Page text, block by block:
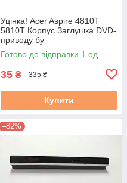
Уцінка! Acer Aspire 4810T
5810T Корпус Заглушка DVD-
приводу бу
Готово до відправки 1 од.
35 ₴ 335 ₴
Купити
–82%